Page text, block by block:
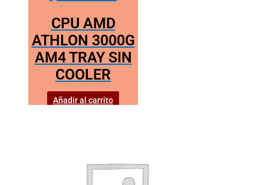
CPU AMD
ATHLON 3000G
AM4 TRAY SIN
COOLER
Añadir al carrito